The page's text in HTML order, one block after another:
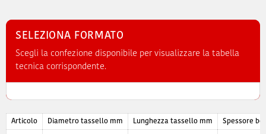
SELEZIONA FORMATO
Scegli la confezione disponibile per visualizzare la tabella
tecnica corrispondente.
Articolo Diametro tassello mm Lunghezza tassello mm Spessore